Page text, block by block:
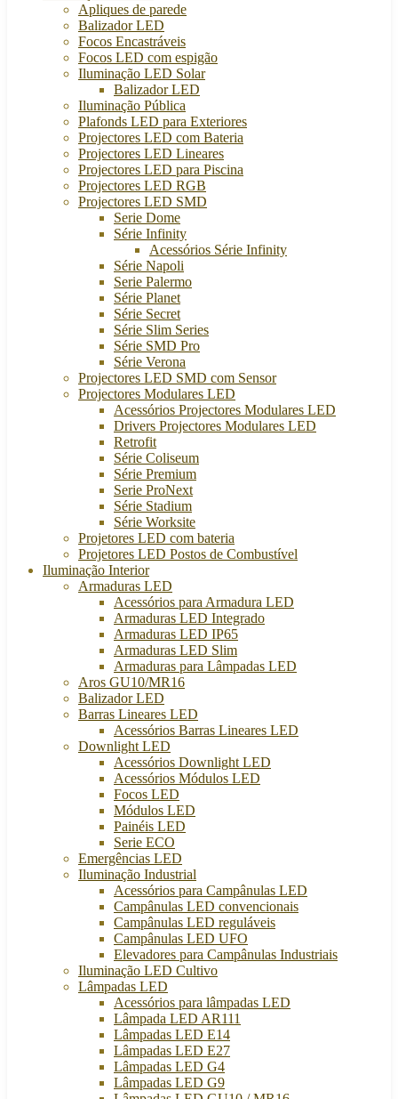
Apliques de parede
Balizador LED
Focos Encastráveis
Focos LED com espigão
Iluminação LED Solar
Balizador LED
Iluminação Pública
Plafonds LED para Exteriores
Projectores LED com Bateria
Projectores LED Lineares
Projectores LED para Piscina
Projectores LED RGB
Projectores LED SMD
Serie Dome
Série Infinity
Acessórios Série Infinity
Série Napoli
Serie Palermo
Série Planet
Série Secret
Série Slim Series
Série SMD Pro
Série Verona
Projectores LED SMD com Sensor
Projectores Modulares LED
Acessórios Projectores Modulares LED
Drivers Projectores Modulares LED
Retrofit
Série Coliseum
Série Premium
Serie ProNext
Série Stadium
Série Worksite
Projetores LED com bateria
Projetores LED Postos de Combustível
Iluminação Interior
Armaduras LED
Acessórios para Armadura LED
Armaduras LED Integrado
Armaduras LED IP65
Armaduras LED Slim
Armaduras para Lâmpadas LED
Aros GU10/MR16
Balizador LED
Barras Lineares LED
Acessórios Barras Lineares LED
Downlight LED
Acessórios Downlight LED
Acessórios Módulos LED
Focos LED
Módulos LED
Painéis LED
Serie ECO
Emergências LED
Iluminação Industrial
Acessórios para Campânulas LED
Campânulas LED convencionais
Campânulas LED reguláveis
Campânulas LED UFO
Elevadores para Campânulas Industriais
Iluminação LED Cultivo
Lâmpadas LED
Acessórios para lâmpadas LED
Lâmpada LED AR111
Lâmpadas LED E14
Lâmpadas LED E27
Lâmpadas LED G4
Lâmpadas LED G9